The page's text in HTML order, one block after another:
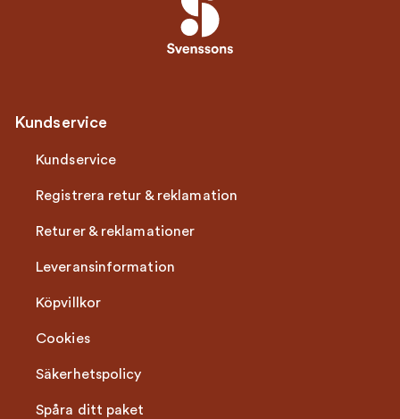
Kundservice
Kundservice
Registrera retur & reklamation
Returer & reklamationer
Leveransinformation
Köpvillkor
Cookies
Säkerhetspolicy
Spåra ditt paket